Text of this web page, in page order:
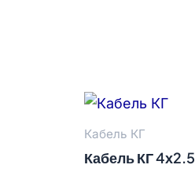
Кабель КГ
Кабель КГ 4х2.5